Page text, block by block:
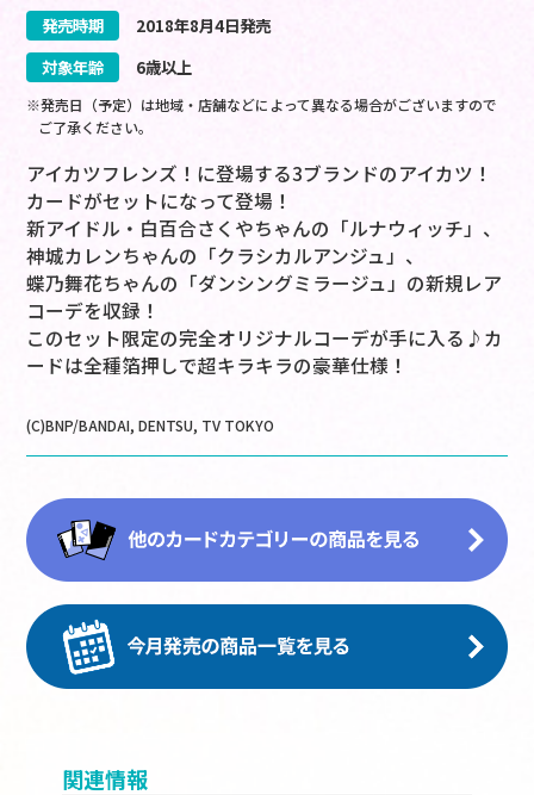
発売時期
2018年8月4日発売
対象年齢
6歳以上
※発売日（予定）は地域・店舗などによって異なる場合がございますので
ご了承ください。
アイカツフレンズ！に登場する3ブランドのアイカツ！
カードがセットになって登場！
新アイドル・白百合さくやちゃんの「ルナウィッチ」、
神城カレンちゃんの「クラシカルアンジュ」、
蝶乃舞花ちゃんの「ダンシングミラージュ」の新規レア
コーデを収録！
このセット限定の完全オリジナルコーデが手に入る♪カ
ードは全種箔押しで超キラキラの豪華仕様！
(C)BNP/BANDAI, DENTSU, TV TOKYO
関連情報